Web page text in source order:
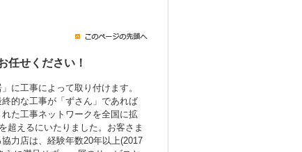
任せください！
に工事によって取り付けます。
的な工事が「ずさん」であれば
た工事ネットワークを全国に拡
超えるにいたりました。お客さま
力店は、経験年数20年以上(2017